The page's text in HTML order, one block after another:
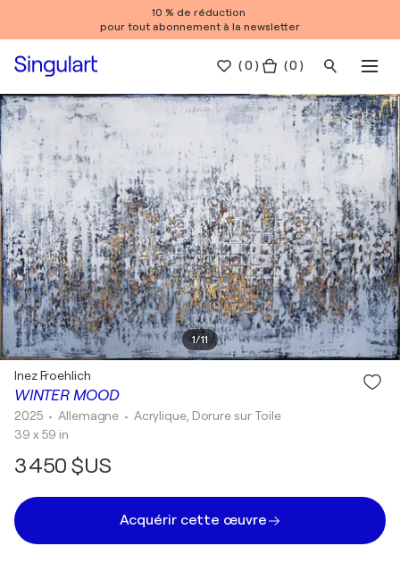
10 % de réduction
pour tout abonnement à la newsletter
(0 ) ( 0 )
1/11
WINTER MOOD
Inez Froehlich
2025 • Allemagne • Acrylique, Dorure sur Toile
39 x 59 in
3 450 $US
Acquérir cette œuvre